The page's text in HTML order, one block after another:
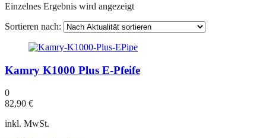
Einzelnes Ergebnis wird angezeigt
Sortieren nach:
Kamry K1000 Plus E-Pfeife
0
82,90 €
inkl. MwSt.